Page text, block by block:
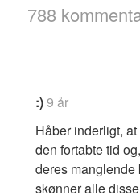
788
kommentarer
:)9 år
Håber inderligt,
den fortabte tid
deres manglende
skønner alle